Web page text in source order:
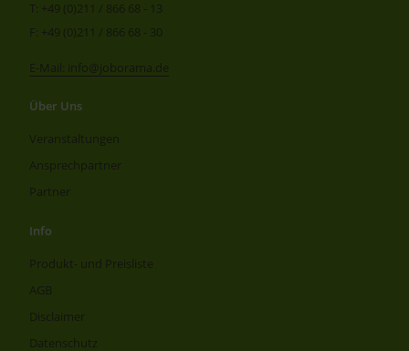
T: +49 (0)211 / 866 68 - 13
F: +49 (0)211 / 866 68 - 30
E-Mail: info@joborama.de
Über Uns
Veranstaltungen
Ansprechpartner
Partner
Info
Produkt- und Preisliste
AGB
Disclaimer
Datenschutz